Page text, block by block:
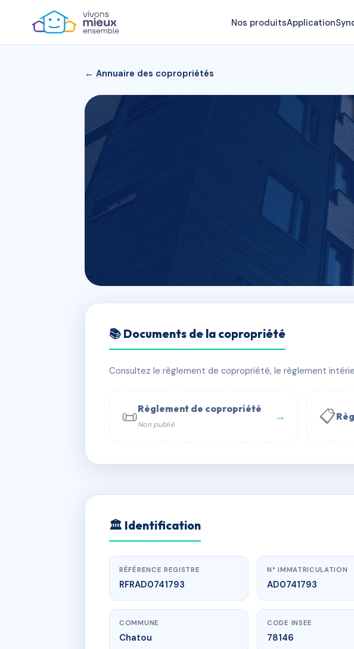
Nos produitsApplication
← Annuaire des copropriétés
SDC VILLA CATTUS
📍 37 rte du vesinet 78400 Chatou
📞 Contacter Syndic Digital 💬 WhatsApp
📚 Documents de la copropriété
Consultez le règlement de copropriété, le règlement
📜Règlement de copropriété
Non publié
→ 📋
AD0741793
🏛 Identification
RÉFÉRENCE REGISTRE
RFRAD0741793
N° IMMATRICULATION
AD0741793
COMMUNE
Chatou
CODE INSEE
78146